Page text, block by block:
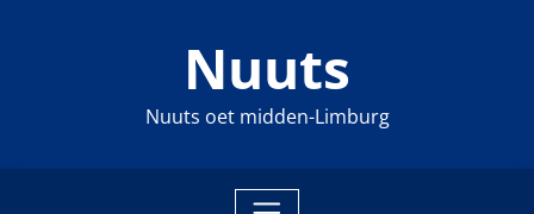
Nuuts
Nuuts oet midden-Limburg